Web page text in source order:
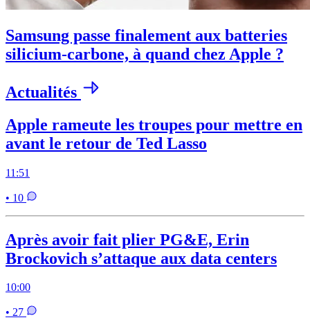
Samsung passe finalement aux batteries
silicium-carbone, à quand chez Apple ?
Actualités
Apple rameute les troupes pour mettre en
avant le retour de Ted Lasso
11:51
• 10
Après avoir fait plier PG&E, Erin
Brockovich s’attaque aux data centers
10:00
• 27